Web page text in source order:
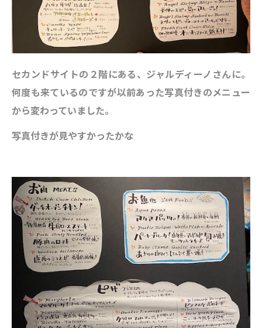
セカンドサイトの２階にある、ジャルディーノさんに。
何度も来ているのですが以前あった写真付きのメニュー
から変わっていました。
写真付きが見やすかったかな